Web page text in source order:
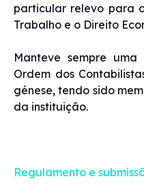
particular relevo para
Trabalho e o Direito
Manteve sempre
Ordem dos
génese, tendo sido
da instituição.
Regulamento e